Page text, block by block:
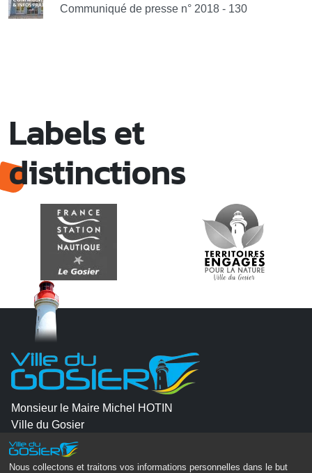
Nous collectons et traitons vos informations personnelles dans le but
Communiqué de presse n° 2018 - 130
Labels et
distinctions
Monsieur le Maire Michel HOTIN
Ville du Gosier
67, Boulevard du Général de Gaulle
97190 Le Gosier